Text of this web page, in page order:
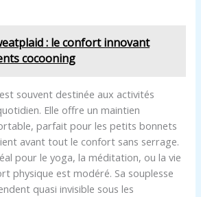
: le confort innovant
cocooning
est souvent destinée aux activités
Elle offre un maintien
parfait pour les petits bonnets
avant tout le confort sans serrage.
pour le yoga, la méditation, ou la vie
physique est modéré. Sa souplesse
quasi invisible sous les